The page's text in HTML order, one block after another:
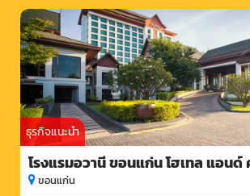
ธุรกิจแนะนำ
โรงแรมอวานี ขอนแก่น โฮเทล แอนด์
เซ็นเตอร์
ขอนแก่น